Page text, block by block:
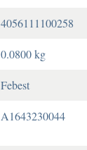
4056111100258
0.0800 kg
Febest
A1643230044